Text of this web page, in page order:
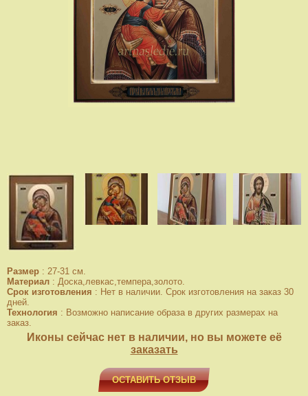
Размер : 27-31 см.
Материал : Доска,левкас,темпера,золото.
Срок изготовления : Нет в наличии. Срок изготовления на заказ 30
дней.
Технология : Возможно написание образа в других размерах на
заказ.
Иконы сейчас нет в наличии, но вы можете её
заказать
ОСТАВИТЬ ОТЗЫВ